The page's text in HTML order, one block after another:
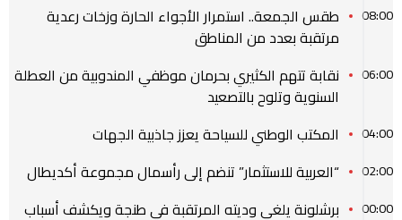
08:00
طقس الجمعة.. استمرار الأجواء الحارة وزخات رعدية
مرتقبة بعدد من المناطق
06:00
نقابة تتهم الكثيري بحرمان موظفي المندوبية من العطلة
السنوية وتلوح بالتصعيد
04:00 المكتب الوطني للسياحة يعزز جاذبية الجهات
02:00 “العربية للاستثمار” تنضم إلى رأسمال مجموعة أكديطال
00:00
برشلونة يلغي وديته المرتقبة في طنجة ويكشف أسباب